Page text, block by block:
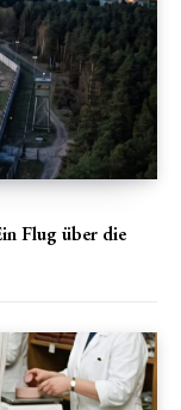
Flug über die